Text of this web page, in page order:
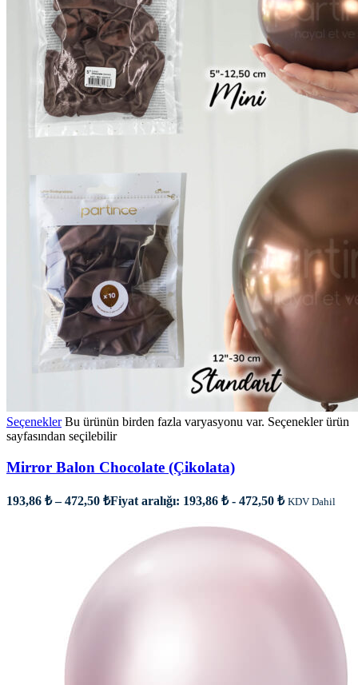
SeçeneklerBu ürünün birden fazla varyasyonu var. Seçenekler ürün
sayfasından seçilebilir
Mirror Balon Chocolate (Çikolata)
193,86 ₺ –472,50 ₺Fiyat aralığı: 193,86 ₺ - 472,50 ₺ KDV Dahil